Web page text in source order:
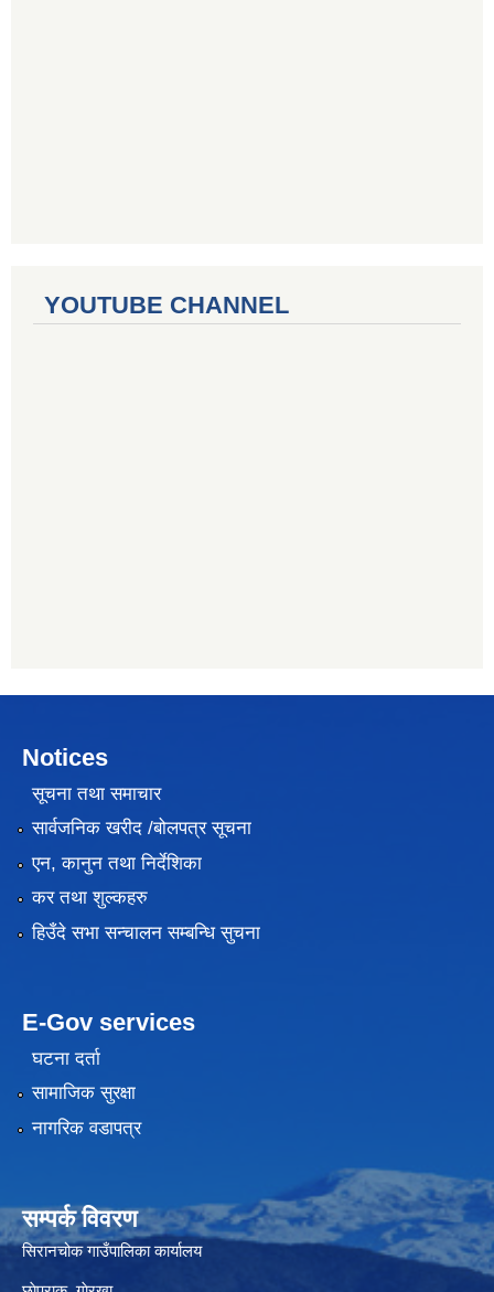
YOUTUBE CHANNEL
Notices
सूचना तथा समाचार
सार्वजनिक खरीद /बोलपत्र सूचना
एन, कानुन तथा निर्देशिका
कर तथा शुल्कहरु
हिउँदे सभा सन्चालन सम्बन्धि सुचना
E-Gov services
घटना दर्ता
सामाजिक सुरक्षा
नागरिक वडापत्र
सम्पर्क विवरण
सिरानचोक गाउँपालिका कार्यालय